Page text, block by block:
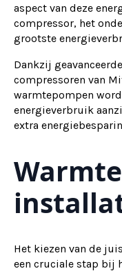
aspect van deze
compressor, het
grootste
Dankzij
compressoren van
warmtepompen
energieverbruik
extra
Het kiezen van de
een cruciale stap bij